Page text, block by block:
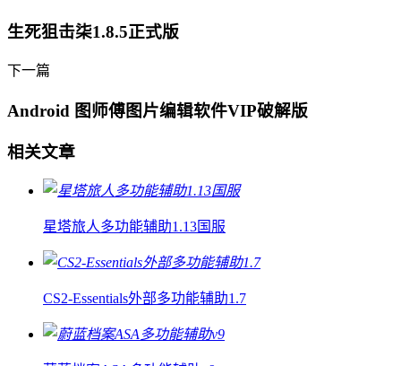
生死狙击柒1.8.5正式版
下一篇
Android 图师傅图片编辑软件VIP破解版
相关文章
星塔旅人多功能辅助1.13国服
CS2-Essentials外部多功能辅助1.7